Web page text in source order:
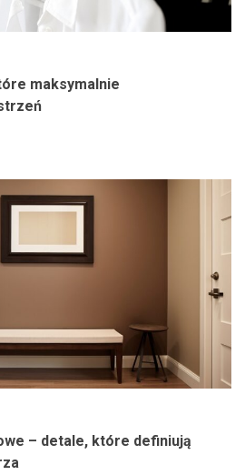
maksymalnie
– detale, które definiują